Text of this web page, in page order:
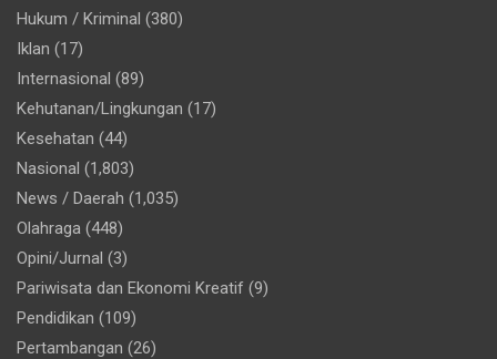
Hukum / Kriminal (380)
Iklan (17)
Internasional (89)
Kehutanan/Lingkungan (17)
Kesehatan (44)
Nasional (1,803)
News / Daerah (1,035)
Olahraga (448)
Opini/Jurnal (3)
Pariwisata dan Ekonomi Kreatif (9)
Pendidikan (109)
Pertambangan (26)